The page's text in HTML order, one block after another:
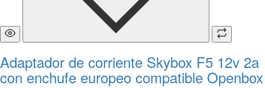
Adaptador de corriente Skybox F5 12v 2a
con enchufe europeo compatible Openbox